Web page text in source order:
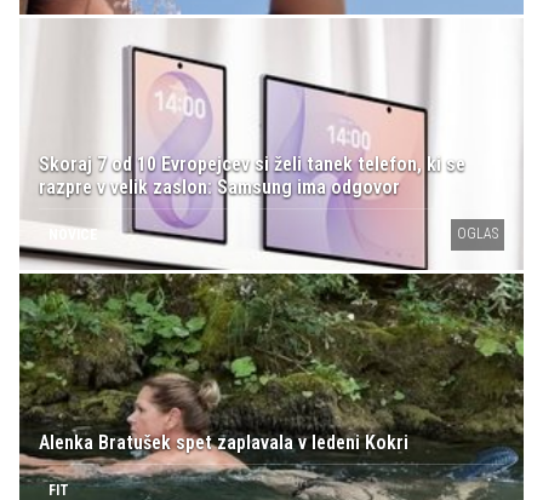
Skoraj 7 od 10 Evropejcev si želi tanek telefon, ki se
razpre v velik zaslon: Samsung ima odgovor
NOVICE OGLAS
Alenka Bratušek spet zaplavala v ledeni Kokri
FIT